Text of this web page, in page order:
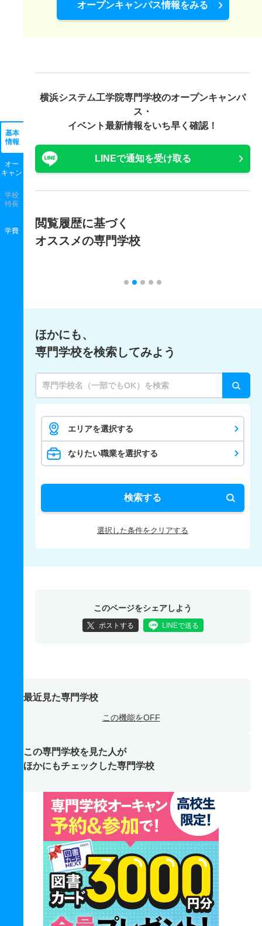
基本
情報
オー
キャン
学校
特長
学費
オープンキャンパス情報をみる
横浜システム工学院専門学校のオープンキャンパ
ス・
イベント最新情報をいち早く確認！
LINEで通知を受け取る
閲覧履歴に基づく
オススメの専門学校
ほかにも、
専門学校を検索してみよう
エリアを選択する
なりたい職業を選択する
検索する
選択した条件をクリアする
このページをシェアしよう
ポストする LINEで送る
最近見た専門学校
この機能をOFF
この専門学校を見た人が
ほかにもチェックした専門学校